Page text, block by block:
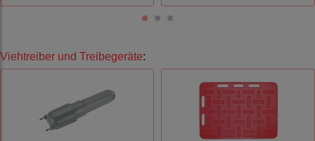
Viehtreiber und Treibegeräte: